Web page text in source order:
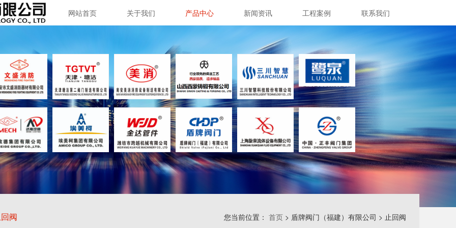
网站首页 关于我们 产品中心 新闻资讯 工程案例 联系我们
阀 您当前位置：首页 > 盾牌阀门（福建）有限公司 > 止回阀